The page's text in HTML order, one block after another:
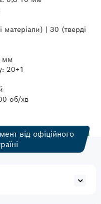
| 30 (тверді
мм
20+1
об/хв
від офіційного